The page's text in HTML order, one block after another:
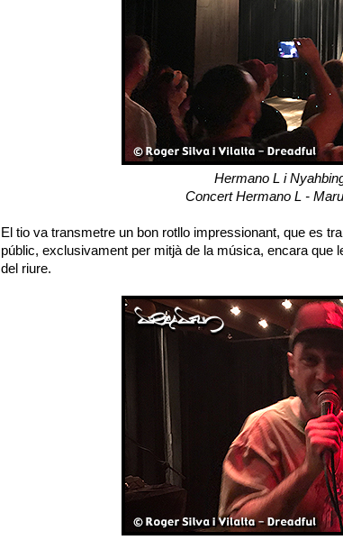
Hermano L i
Concert Hermano L -
El tio va transmetre un bon rotllo impressionant, que es
públic, exclusivament per mitjà de la música, encara que
del riure.